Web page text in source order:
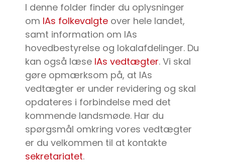
I denne folder finder du oplysninger
om IAs folkevalgte over hele landet,
samt information om IAs
hovedbestyrelse og lokalafdelinger. Du
kan også læse IAs vedtægter. Vi skal
gøre opmærksom på, at IAs
vedtægter er under revidering og skal
opdateres i forbindelse med det
kommende landsmøde. Har du
spørgsmål omkring vores vedtægter
er du velkommen til at kontakte
sekretariatet.